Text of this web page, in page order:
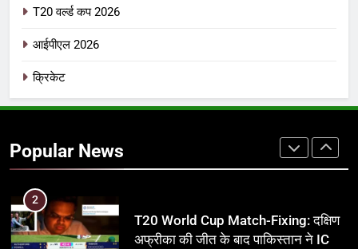
T20 वर्ल्ड कप 2026
आईपीएल 2026
क्रिकेट
Popular News
अर्जुन तेंदुलकर की पत्नी सानिया चंडोक:
उम्र, परिवार, करियर और शादी से जुड़ी हर
2
T20 World Cup Match-Fixing: दक्षिण
अफ्रीका की जीत के बाद पाकिस्तान ने ICC